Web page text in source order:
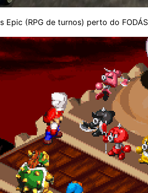
Epic (RPG de turnos) perto do